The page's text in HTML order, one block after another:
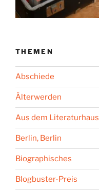
THEMEN
Abschiede
Älterwerden
Aus dem Literaturhaus
Berlin, Berlin
Biographisches
Blogbuster-Preis